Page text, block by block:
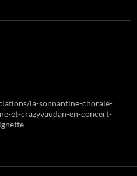
la-sonnantine-chorale-
et-crazyvaudan-en-concert-